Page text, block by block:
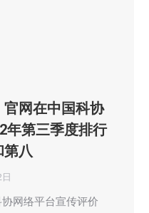
网在中国科协
年第三季度排行
第八
网络平台宣传评价